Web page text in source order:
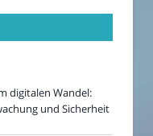
digitalen Wandel:
und Sicherheit